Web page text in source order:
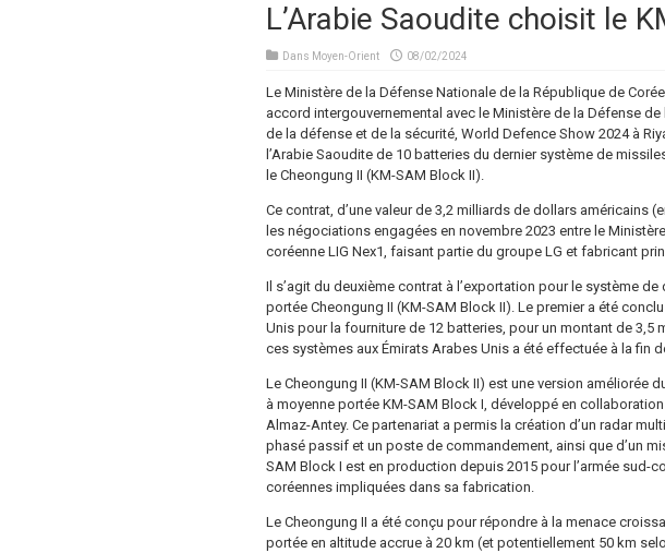
L’Arabie Saoudite choisit le
Dans Moyen-Orient 08/02/2024
Le Ministère de la Défense Nationale de la République de
accord intergouvernemental avec le Ministère de la Défense
de la défense et de la sécurité, World Defence Show 2024 à
l’Arabie Saoudite de 10 batteries du dernier système de
le Cheongung II (KM-SAM Block II).
Ce contrat, d’une valeur de 3,2 milliards de dollars américains
les négociations engagées en novembre 2023 entre le
coréenne LIG Nex1, faisant partie du groupe LG et fabricant
Il s’agit du deuxième contrat à l’exportation pour le système
portée Cheongung II (KM-SAM Block II). Le premier a été
Unis pour la fourniture de 12 batteries, pour un montant de 3,5
ces systèmes aux Émirats Arabes Unis a été effectuée à la fin
Le Cheongung II (KM-SAM Block II) est une version améliorée
à moyenne portée KM-SAM Block I, développé en
Almaz-Antey. Ce partenariat a permis la création d’un radar
phasé passif et un poste de commandement, ainsi que d’un
SAM Block I est en production depuis 2015 pour l’armée sud-
coréennes impliquées dans sa fabrication.
Le Cheongung II a été conçu pour répondre à la menace
portée en altitude accrue à 20 km (et potentiellement 50 km